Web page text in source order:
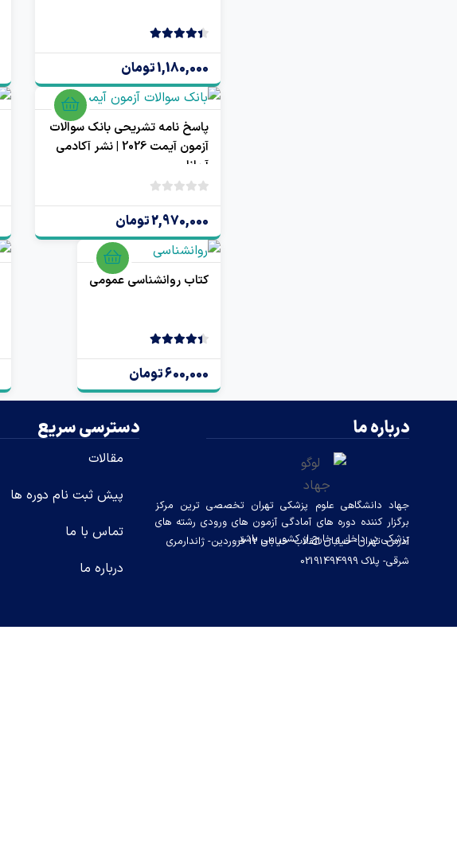
1,180,000 تومان
پاسخ نامه تشریحی بانک سوالات
آزمون آیمت 2026 | نشر آکادمی
آریانا
امتیاز
0
2,970,000 تومان
کتاب روانشناسی عمومی
600,000 تومان
درباره ما
جهاد دانشگاهی علوم پزشکی تهران تخصصی ترین مرکز
برگزار کننده دوره های آمادگی آزمون های ورودی رشته های
پزشکی در داخل و خارج از کشور می باشد.آدرس: تهران- خیابان انقلاب- خیابان 12 فروردین- ژاندارمری
شرقی- پلاک 02191494999
دسترسی سریع
مقالات
پیش ثبت نام دوره ها
تماس با ما
درباره ما